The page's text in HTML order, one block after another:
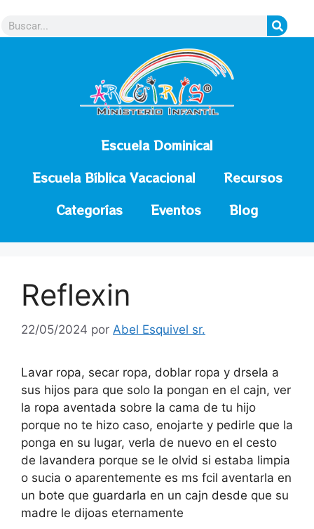
Escuela Dominical
Escuela Bíblica Vacacional
Recursos
Categorías
Eventos Blog
Reflexin
22/05/2024 por Abel Esquivel sr.
Lavar ropa, secar ropa, doblar ropa y drsela a
sus hijos para que solo la pongan en el cajn, ver
la ropa aventada sobre la cama de tu hijo
porque no te hizo caso, enojarte y pedirle que la
ponga en su lugar, verla de nuevo en el cesto
de lavandera porque se le olvid si estaba limpia
o sucia o aparentemente es ms fcil aventarla en
un bote que guardarla en un cajn desde que su
madre le dijoas eternamente